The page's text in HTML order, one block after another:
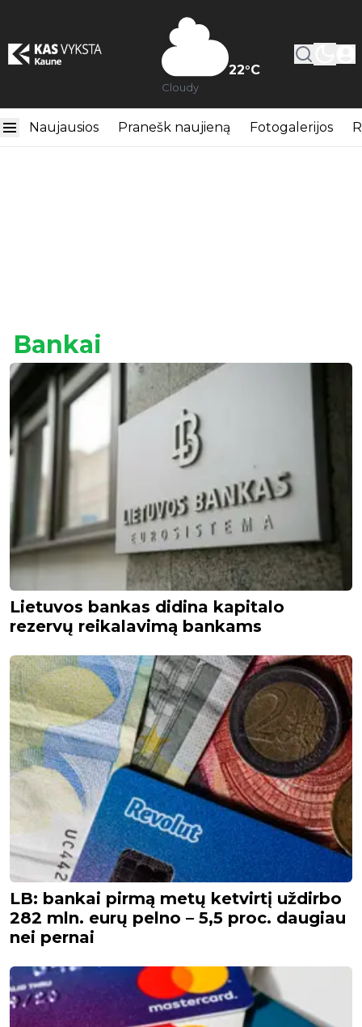
22°C
Cloudy
Naujausios Pranešk naujieną Fotogalerijos
Bankai
Lietuvos bankas didina kapitalo
rezervų reikalavimą bankams
LB: bankai pirmą metų ketvirtį uždirbo
282 mln. eurų pelno – 5,5 proc. daugiau
nei pernai